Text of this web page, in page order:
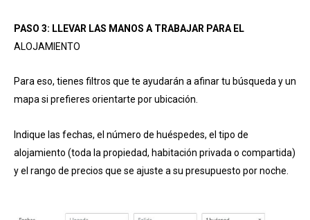
PASO 3: LLEVAR LAS MANOS A TRABAJAR PARA EL
ALOJAMIENTO
Para eso, tienes filtros que te ayudarán a afinar tu búsqueda y un
mapa si prefieres orientarte por ubicación.
Indique las fechas, el número de huéspedes, el tipo de
alojamiento (toda la propiedad, habitación privada o compartida)
y el rango de precios que se ajuste a su presupuesto por noche.